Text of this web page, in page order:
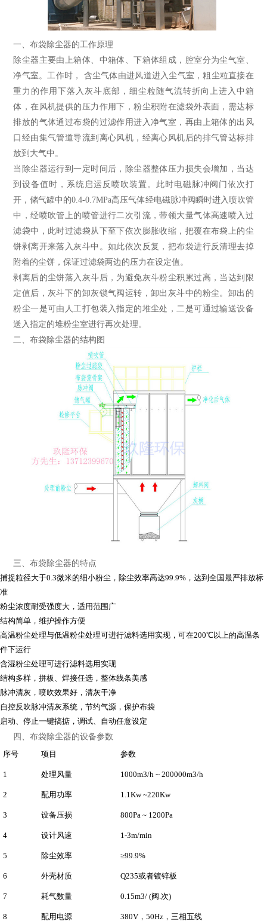
一、布袋除尘器的工作原理
除尘器主要由上箱体、中箱体、下箱体组成，腔室分为尘气室、
净气室。工作时， 含尘气体由进风道进入尘气室，粗尘粒直接在
重力的作用下落入灰斗底部，细尘粒随气流转折向上进入中箱
体，在风机提供的压力作用下，粉尘积附在滤袋外表面，需达标
排放的气体通过布袋的过滤作用进入净气室，再由上箱体的出风
口经由集气管道导流到离心风机，经离心风机后的排气管达标排
放到大气中。
当除尘器运行到一定时间后，除尘器整体压力损失会增加，当达
到设备值时，系统启运反喷吹装置。此时电磁脉冲阀门依次打
开，储气罐中的0.4-0.7MPa高压气体经电磁脉冲阀瞬时进入喷吹管
中，经喷吹管上的喷管进行二次引流，带领大量气体高速喷入过
滤袋中，此时过滤袋从下至下依次膨胀收缩，把覆在布袋上的尘
饼剥离开来落入灰斗中。如此依次反复，把布袋进行反清理去掉
附着的尘饼，保证过滤袋两边的压力在设定值。
剥离后的尘饼落入灰斗后，为避免灰斗粉尘积累过高，当达到限
定值后，灰斗下的卸灰锁气阀运转，卸出灰斗中的粉尘。卸出的
粉尘一是可由人工打包装入指定的堆尘处，二是可通过输送设备
送入指定的堆粉尘室进行再次处理。
二、布袋除尘器的结构图
三、布袋除尘器的特点
捕捉粒径大于0.3微米的细小粉尘，除尘效率高达99.9%，达到全国最严排放标
准
粉尘浓度耐受强度大，适用范围广
结构简单，维护操作方便
高温粉尘处理与低温粉尘处理可进行滤料选用实现，可在200℃以上的高温条
件下运行
含湿粉尘处理可进行滤料选用实现
结构多样，拼板、焊接任选，整体线条美感
脉冲清灰，喷吹效果好，清灰干净
自控反吹脉冲清灰系统，节约气源，保护布袋
启动、停止一键搞掂，调试、自动任意设定
四、布袋除尘器的设备参数
序号 项目 参数
1 处理风量 1000m3/h ~ 200000m3/h
2 配用功率 1.1Kw ~220Kw
3 设备压损 800Pa ~ 1200Pa
4 设计风速 1-3m/min
5 除尘效率 ≥99.9%
6 外壳材质 Q235或者镀锌板
7 耗气数量 0.15m3/ (阀.次)
8 配用电源 380V，50Hz，三相五线